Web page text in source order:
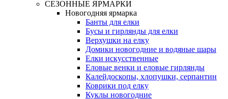
СЕЗОННЫЕ ЯРМАРКИ
Новогодняя ярмарка
Банты для елки
Бусы и гирлянды для елки
Верхушки на елку
Домики новогодние и водяные шары
Елки искусственные
Еловые венки и еловые гирлянды
Калейдоскопы, хлопушки, серпантин
Коврики под елку
Куклы новогодние